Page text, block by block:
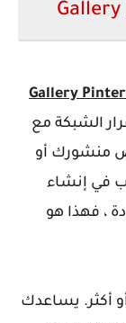
Gallery
الشبكة مع
منشورك أو
في إنشاء
، فهذا هو
أو خمسة أو أكثر. يساعدك